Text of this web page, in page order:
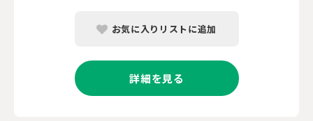
お気に入りリストに追加
詳細を見る